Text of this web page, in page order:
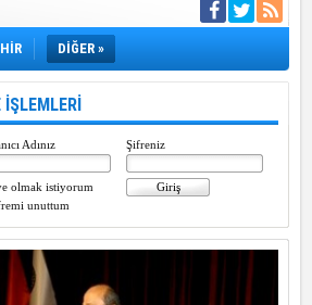
girdi
DİĞER »
İŞLEMLERİ
Adınız Şifreniz
olmak istiyorum
unuttum